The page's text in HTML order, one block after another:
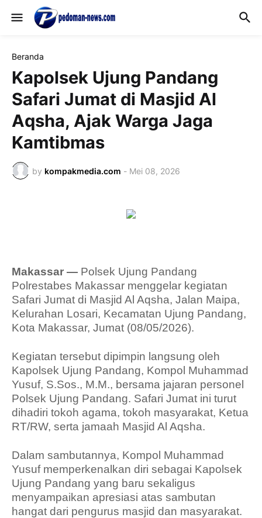
Beranda
Kapolsek Ujung Pandang
Safari Jumat di Masjid Al
Aqsha, Ajak Warga Jaga
Kamtibmas
by kompakmedia.com - Mei 08, 2026
Makassar — Polsek Ujung Pandang
Polrestabes Makassar menggelar kegiatan
Safari Jumat di Masjid Al Aqsha, Jalan Maipa,
Kelurahan Losari, Kecamatan Ujung Pandang,
Kota Makassar, Jumat (08/05/2026).
Kegiatan tersebut dipimpin langsung oleh
Kapolsek Ujung Pandang, Kompol Muhammad
Yusuf, S.Sos., M.M., bersama jajaran personel
Polsek Ujung Pandang. Safari Jumat ini turut
dihadiri tokoh agama, tokoh masyarakat, Ketua
RT/RW, serta jamaah Masjid Al Aqsha.
Dalam sambutannya, Kompol Muhammad
Yusuf memperkenalkan diri sebagai Kapolsek
Ujung Pandang yang baru sekaligus
menyampaikan apresiasi atas sambutan
hangat dari pengurus masjid dan masyarakat.